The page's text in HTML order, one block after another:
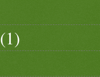
(1)